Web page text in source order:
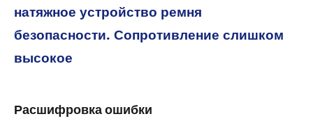
натяжное устройство ремня
безопасности. Сопротивление слишком
высокое
Расшифровка ошибки